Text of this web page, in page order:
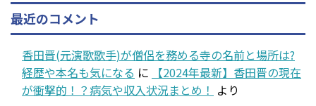
最近のコメント
香田晋(元演歌歌手)が僧侶を務める寺の名前と場所は?
経歴や本名も気になる に
【2024年最新】香田晋の現在
が衝撃的！？病気や収入状況まとめ！ より